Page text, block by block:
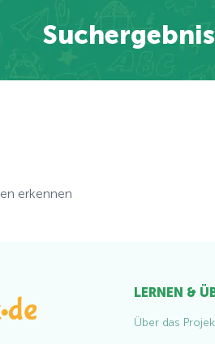
erkennen
LERNEN &
Über das